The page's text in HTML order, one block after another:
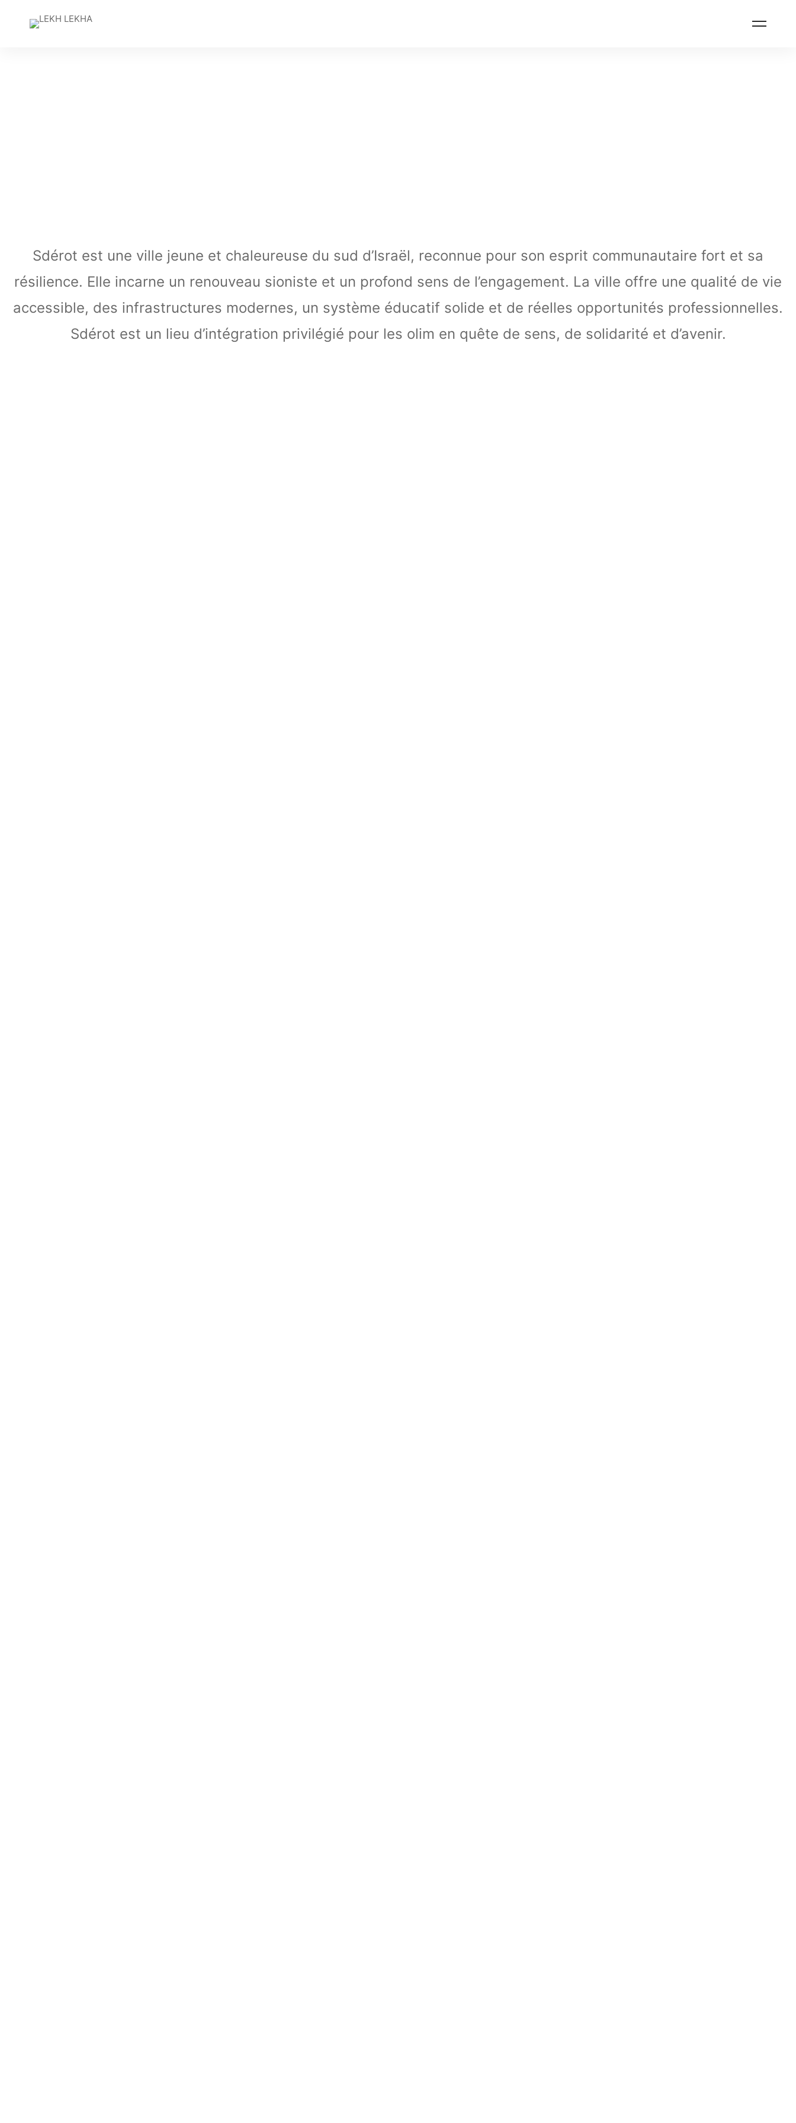
Sdérot est une ville jeune et chaleureuse du sud d’Israël, reconnue pour son esprit communautaire fort et sa
résilience. Elle incarne un renouveau sioniste et un profond sens de l’engagement. La ville offre une qualité de vie
accessible, des infrastructures modernes, un système éducatif solide et de réelles opportunités professionnelles.
Sdérot est un lieu d’intégration privilégié pour les olim en quête de sens, de solidarité et d’avenir.